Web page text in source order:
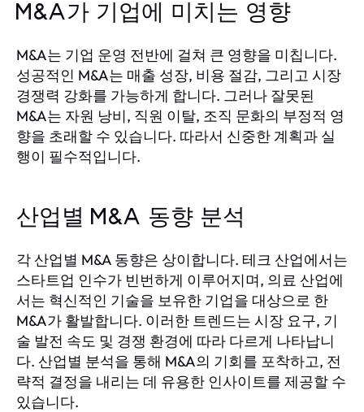
M&A가 기업에 미치는 영향
M&A는 기업 운영 전반에 걸쳐 큰 영향을 미칩니다.
성공적인 M&A는 매출 성장, 비용 절감, 그리고 시장
경쟁력 강화를 가능하게 합니다. 그러나 잘못된
M&A는 자원 낭비, 직원 이탈, 조직 문화의 부정적 영
향을 초래할 수 있습니다. 따라서 신중한 계획과 실
행이 필수적입니다.
산업별 M&A 동향 분석
각 산업별 M&A 동향은 상이합니다. 테크 산업에서는
스타트업 인수가 빈번하게 이루어지며, 의료 산업에
서는 혁신적인 기술을 보유한 기업을 대상으로 한
M&A가 활발합니다. 이러한 트렌드는 시장 요구, 기
술 발전 속도 및 경쟁 환경에 따라 다르게 나타납니
다. 산업별 분석을 통해 M&A의 기회를 포착하고, 전
략적 결정을 내리는 데 유용한 인사이트를 제공할 수
있습니다.